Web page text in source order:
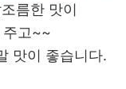
름한 맛이
주고~~
맛이 좋습니다.